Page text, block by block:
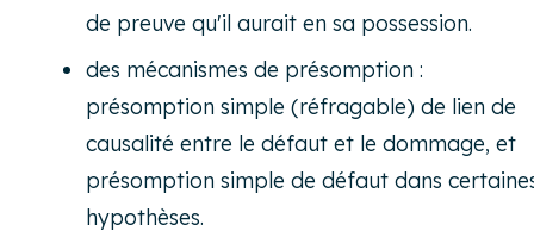
de preuve qu'il aurait en sa possession.
des mécanismes de présomption :
présomption simple (réfragable) de lien de
causalité entre le défaut et le dommage, et
présomption simple de défaut dans
hypothèses.